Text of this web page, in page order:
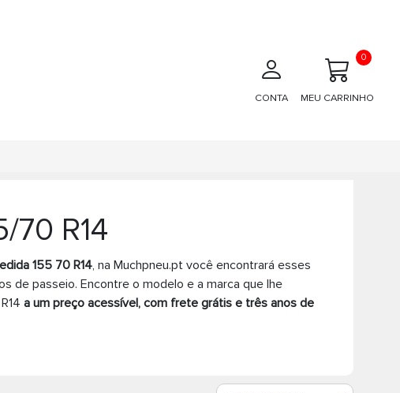
CONTA MEU CARRINHO
0
70 R14
155 70 R14, na Muchpneu.pt você encontrará esses
de passeio. Encontre o modelo e a marca que lhe
a um preço acessível, com frete grátis e três anos de